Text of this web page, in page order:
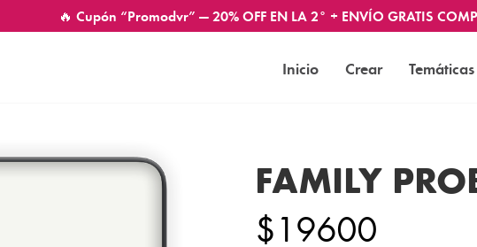
🔥 Cupón “Promodvr” — 20% OFF EN LA 2° + ENVÍO GRATIS
Inicio Crear Temáticas
FAMILY
$19600